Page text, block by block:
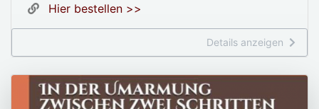
Hier bestellen >>
Details anzeigen